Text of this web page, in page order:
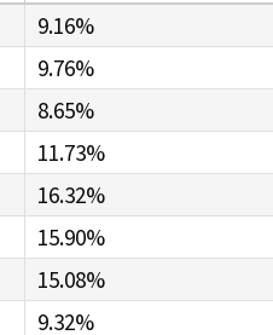
9.16%
9.76%
8.65%
11.73%
16.32%
15.90%
15.08%
9.32%